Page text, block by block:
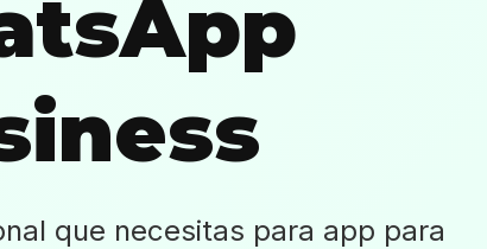
que necesitas para app para